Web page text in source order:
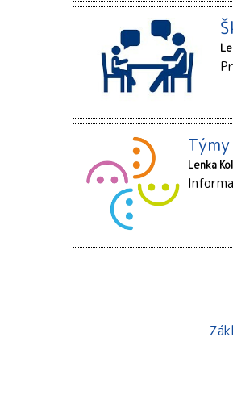
Lenka